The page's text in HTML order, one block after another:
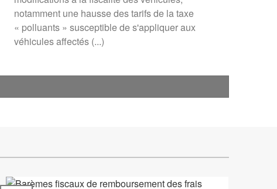
notamment une hausse des tarifs de la taxe
« polluants » susceptible de s'appliquer aux
véhicules affectés (...)